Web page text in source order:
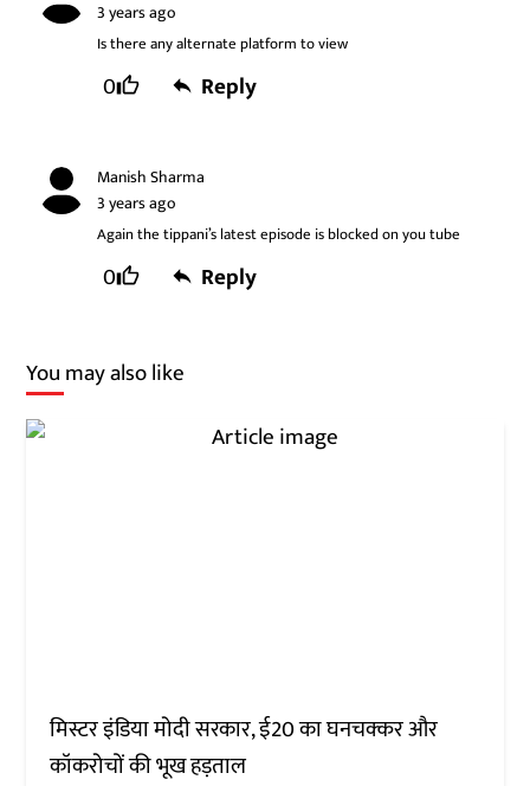
3 years ago
Is there any alternate platform to view
0 Reply
Manish Sharma
3 years ago
Again the tippani’s latest episode is blocked on you tube
0 Reply
You may also like
मिस्टर इंडिया मोदी सरकार, ई20 का घनचक्कर और
कॉकरोचों की भूख हड़ताल